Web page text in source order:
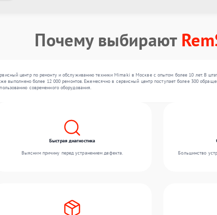
Почему выбирают
центр по ремонту и обслуживанию техники Mimaki в Москве с опытом более 10 лет. В
выполнено более 12 000 ремонтов. Ежемесячно в сервисный центр поступает более 300
современного оборудования.
Быстрая диагностика
Выясним причину перед устранением дефекта.
Большинство